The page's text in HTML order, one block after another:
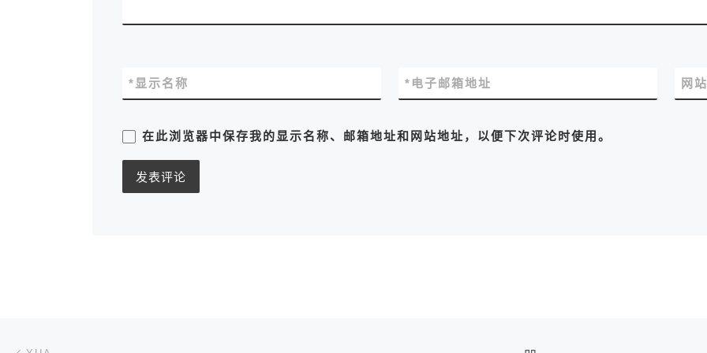
显示名称
* 电子邮箱地址
* 网
在此浏览器中保存我的显示名称、邮箱地址和网站地址，以便下次评论时使用。
文章导航